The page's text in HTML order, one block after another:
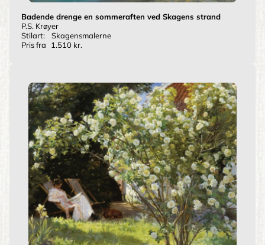
Badende drenge en sommeraften ved Skagens strand
P.S. Krøyer
Stilart:
Skagensmalerne
Pris fra
1.510 kr.